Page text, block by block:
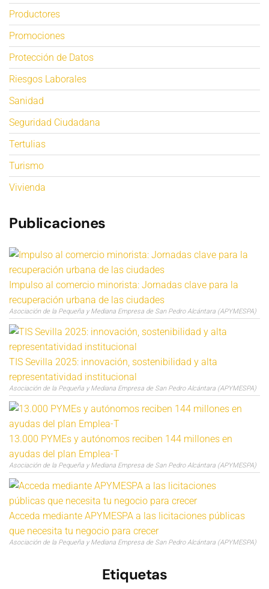
Productores
Promociones
Protección de Datos
Riesgos Laborales
Sanidad
Seguridad Ciudadana
Tertulias
Turismo
Vivienda
Publicaciones
Impulso al comercio minorista: Jornadas clave para la
recuperación urbana de las ciudades
Asociación de la Pequeña y Mediana Empresa de San Pedro Alcántara (APYMESPA)
TIS Sevilla 2025: innovación, sostenibilidad y alta
representatividad institucional
Asociación de la Pequeña y Mediana Empresa de San Pedro Alcántara (APYMESPA)
13.000 PYMEs y autónomos reciben 144 millones en
ayudas del plan Emplea-T
Asociación de la Pequeña y Mediana Empresa de San Pedro Alcántara (APYMESPA)
Acceda mediante APYMESPA a las licitaciones públicas
que necesita tu negocio para crecer
Asociación de la Pequeña y Mediana Empresa de San Pedro Alcántara (APYMESPA)
Etiquetas